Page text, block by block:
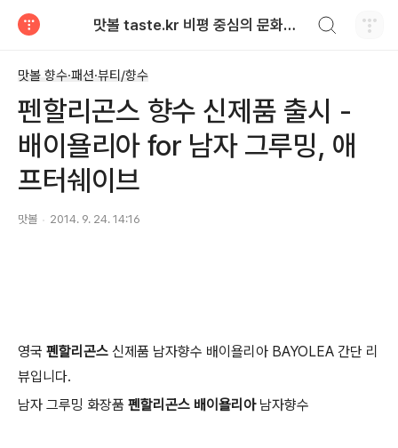
맛볼 taste.kr 비평 중심의 문화적 기호 · 맛 · 향기 리뷰
맛볼 향수·패션·뷰티/향수
펜할리곤스 향수 신제품 출시 -
배이욜리아 for 남자 그루밍, 애
프터쉐이브
맛볼 2014. 9. 24. 14:16
영국 펜할리곤스 신제품 남자향수 배이욜리아 BAYOLEA 간단 리
뷰입니다.
남자 그루밍 화장품 펜할리곤스 배이욜리아남자향수